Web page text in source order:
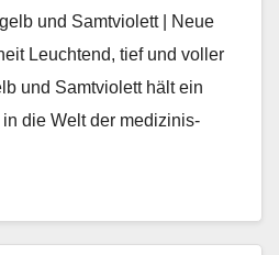
und Samtviolett | Neue
Leuch­t­end, tief und voller
und Samtvi­o­lett hält ein
die Welt der medi­zinis­